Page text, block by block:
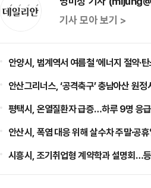
기사 모아 보기 >
안양시, 범계역서 여름철 ‘에너지 절약·
안산그리너스, ‘공격축구’ 충남아산 원
평택시, 온열질환자 급증…하루 9명 응
안산시, 폭염 대응 위해 살수차 주말·공
시흥시, 조기취업형 계약학과 설명회…등